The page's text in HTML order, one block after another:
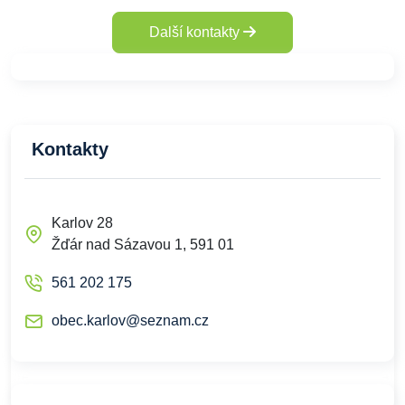
Další kontakty
Kontakty
Karlov 28
Žďár nad Sázavou 1, 591 01
561 202 175
obec.karlov@seznam.cz